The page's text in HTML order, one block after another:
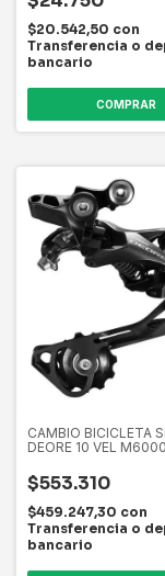
$20.542,50 con
Transferencia o
bancario
COMPRAR
CAMBIO BICICLETA
DEORE 10 VEL
$553.310
$459.247,30 con
Transferencia o
bancario